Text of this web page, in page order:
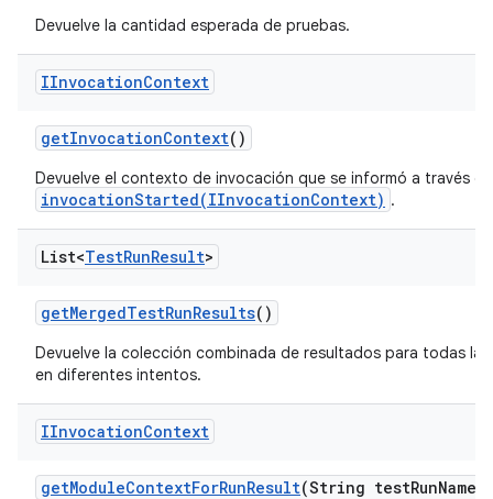
Devuelve la cantidad esperada de pruebas.
IInvocationContext
getInvocationContext()
Devuelve el contexto de invocación que se informó a través de
invocationStarted(IInvocationContext) .
List<TestRunResult>
getMergedTestRunResults()
Devuelve la colección combinada de resultados para todas
en diferentes intentos.
IInvocationContext
getModuleContextForRunResult(String testRunName)